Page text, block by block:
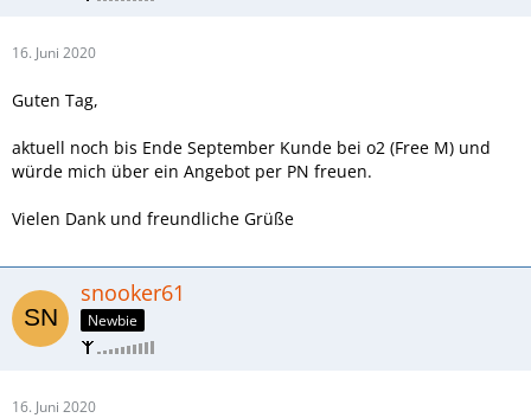
16. Juni 2020
Guten Tag,
aktuell noch bis Ende September Kunde bei o2 (Free M) und
würde mich über ein Angebot per PN freuen.
Vielen Dank und freundliche Grüße
snooker61
Newbie
16. Juni 2020